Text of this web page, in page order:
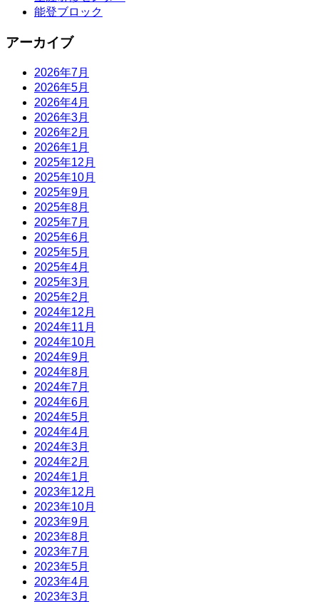
能登ブロック
アーカイブ
2026年7月
2026年5月
2026年4月
2026年3月
2026年2月
2026年1月
2025年12月
2025年10月
2025年9月
2025年8月
2025年7月
2025年6月
2025年5月
2025年4月
2025年3月
2025年2月
2024年12月
2024年11月
2024年10月
2024年9月
2024年8月
2024年7月
2024年6月
2024年5月
2024年4月
2024年3月
2024年2月
2024年1月
2023年12月
2023年10月
2023年9月
2023年8月
2023年7月
2023年5月
2023年4月
2023年3月